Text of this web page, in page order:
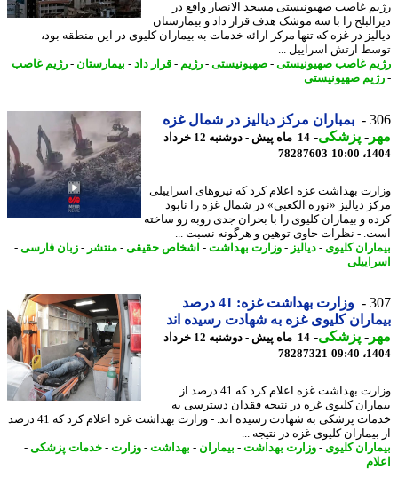
غاصب صهیونیستی مسجد الانصار واقع در
را با سه موشک هدف قرار داد و بیمارستان
در غزه که تنها مرکز ارائه خدمات به بیماران کلیوی در این منطقه بود، -
ارتش اسراییل ...
غاصب صهیونیستی-صهیونیستی-رژیم- قرار داد-بیمارستان-رژیم غاصب
صهیونیستی
بمباران مرکز دیالیز در شمال غزه
-پزشکی-
14 ماه پیش - دوشنبه 12 خرداد
78287603
بهداشت غزه اعلام کرد که نیروهای اسراییلی
دیالیز «نوره الکعبی» در شمال غزه را نابود
و بیماران کلیوی را با بحران جدی روبه رو ساخته
- نظرات حاوی توهین و هرگونه نسبت ...
کلیوی-دیالیز-وزارت بهداشت -اشخاص حقیقی-منتشر-زبان فارسی -
وزارت بهداشت غزه: 41 درصد
کلیوی غزه به شهادت رسیده اند
-پزشکی-
14 ماه پیش - دوشنبه 12 خرداد
78287321
وزارت بهداشت غزه اعلام کرد که 41 درصد از
کلیوی غزه در نتیجه فقدان دسترسی به
خدمات پزشکی به شهادت رسیده اند. - وزارت بهداشت غزه اعلام کرد که 41 درصد
کلیوی غزه در نتیجه ...
کلیوی-وزارت بهداشت -بیماران- بهداشت -وزارت - خدمات پزشکی-